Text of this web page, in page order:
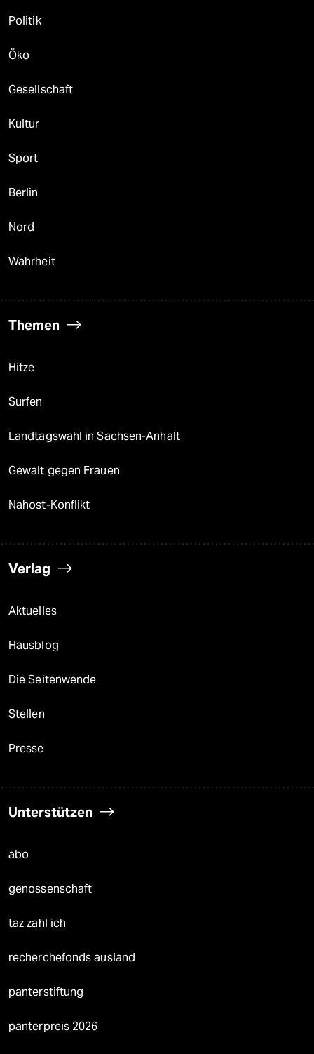
Politik
Öko
Gesellschaft
Kultur
Sport
Berlin
Nord
Wahrheit
Themen
Hitze
Surfen
Landtagswahl in Sachsen-Anhalt
Gewalt gegen Frauen
Nahost-Konflikt
Verlag
Aktuelles
Hausblog
Die Seitenwende
Stellen
Presse
Unterstützen
abo
genossenschaft
taz zahl ich
recherchefonds ausland
panterstiftung
panterpreis 2026